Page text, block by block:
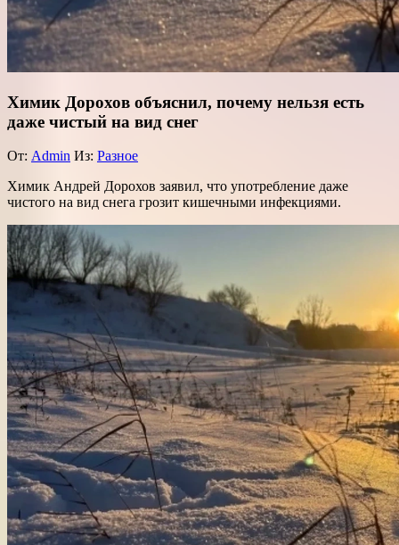
Химик Дорохов объяснил, почему нельзя есть
даже чистый на вид снег
От: Admin Из: Разное
Химик Андрей Дорохов заявил, что употребление даже
чистого на вид снега грозит кишечными инфекциями.